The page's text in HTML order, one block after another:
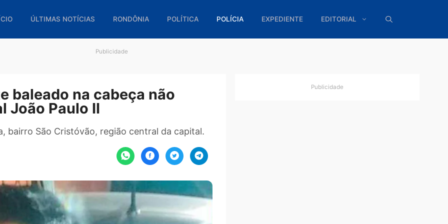
🏠 INÍCIO ÚLTIMAS NOTÍCIAS RONDÔNIA POLÍTICA POLÍCIA EXPEDIENTE EDITORIAL
baleado na cabeça não
João Paulo II
bairro São Cristóvão, região central da capital.